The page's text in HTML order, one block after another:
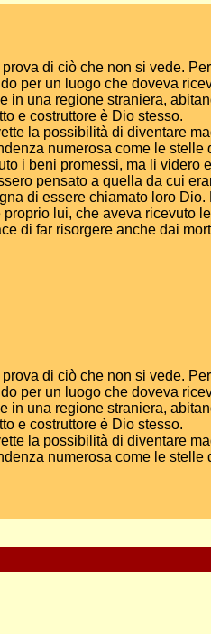
di ciò che non si vede.
per un luogo che doveva
in una regione straniera,
e costruttore è Dio stesso.
la possibilità di diventare
numerosa come le
i beni promessi, ma li
pensato a quella da cui
di essere chiamato loro
lui, che aveva
di far risorgere anche dai
di ciò che non si vede.
per un luogo che doveva
in una regione straniera,
e costruttore è Dio stesso.
la possibilità di diventare
numerosa come le